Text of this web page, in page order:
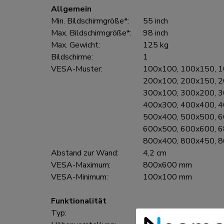
Allgemein
Min. Bildschirmgröße*:
55 inch
Max. Bildschirmgröße*:
98 inch
Max. Gewicht:
125 kg
Bildschirme:
1
VESA-Muster:
100x100, 100x150,
200x100, 200x150,
300x100, 300x200,
400x300, 400x400,
500x400, 500x500,
600x500, 600x600,
800x400, 800x450,
Abstand zur Wand:
4,2 cm
VESA-Maximum:
800x600 mm
VESA-Minimum:
100x100 mm
Funktionalität
Typ: